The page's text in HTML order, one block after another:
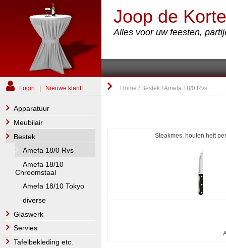
Joop de
Alles voor uw feesten,
Login Nieuwe klant Home / Bestek /Amefa 18/0 Rvs
Apparatuur
Meubilair
Bestek
Amefa 18/0 Rvs
Amefa 18/10
Chroomstaal
Amefa 18/10 Tokyo
diverse
Glaswerk
Servies
Tafelbekleding etc.
Steakmes, houten heft